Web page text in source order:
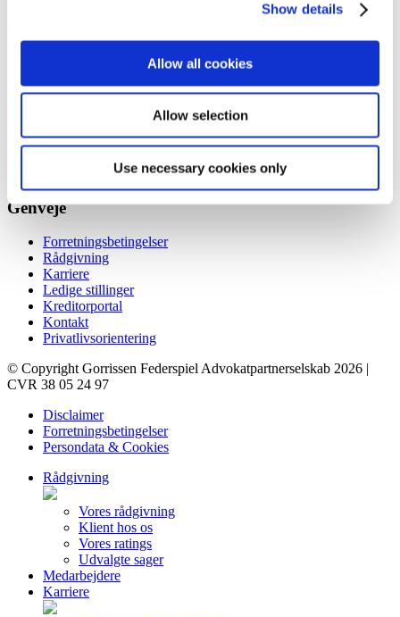
Show details
Allow all cookies
Allow selection
Use necessary cookies only
8000 Aarhus C
contact@gorrissenfederspiel.com
Genveje
Forretningsbetingelser
Rådgivning
Karriere
Ledige stillinger
Kreditorportal
Kontakt
Privatlivsorientering
© Copyright Gorrissen Federspiel Advokatpartnerselskab 2026 |
CVR 38 05 24 97
Disclaimer
Forretningsbetingelser
Persondata & Cookies
Rådgivning
Vores rådgivning
Klient hos os
Vores ratings
Udvalgte sager
Medarbejdere
Karriere